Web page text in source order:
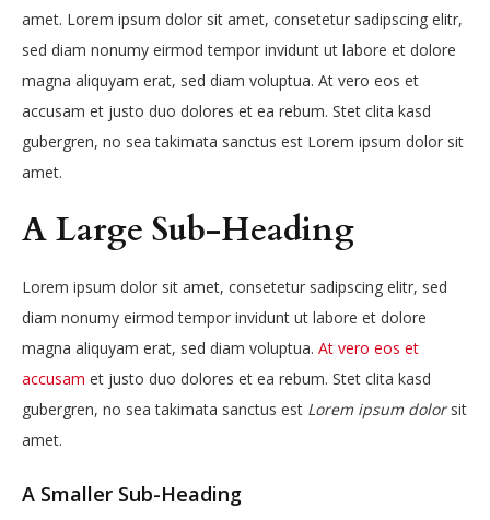
amet. Lorem ipsum dolor sit amet, consetetur sadipscing elitr,
sed diam nonumy eirmod tempor invidunt ut labore et dolore
magna aliquyam erat, sed diam voluptua. At vero eos et
accusam et justo duo dolores et ea rebum. Stet clita kasd
gubergren, no sea takimata sanctus est Lorem ipsum dolor sit
amet.
A Large Sub-Heading
Lorem ipsum dolor sit amet, consetetur sadipscing elitr, sed
diam nonumy eirmod tempor invidunt ut labore et dolore
magna aliquyam erat, sed diam voluptua. At vero eos et
accusam et justo duo dolores et ea rebum. Stet clita kasd
gubergren, no sea takimata sanctus est Lorem ipsum dolorsit
amet.
A Smaller Sub-Heading